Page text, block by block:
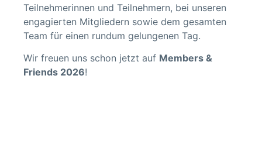
Teilnehmerinnen und Teilnehmern, bei unseren
engagierten Mitgliedern sowie dem gesamten
Team für einen rundum gelungenen Tag.
Wir freuen uns schon jetzt auf Members &
Friends 2026!